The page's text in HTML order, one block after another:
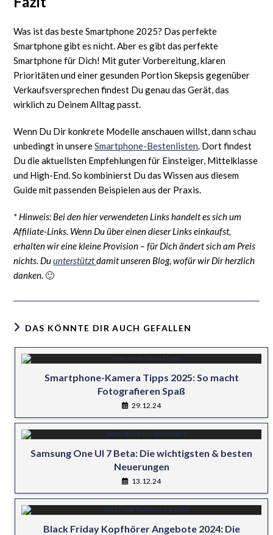
Was ist das beste Smartphone 2025? Das perfekte
Smartphone gibt es nicht. Aber es gibt das perfekte
Smartphone für Dich! Mit guter Vorbereitung, klaren
Prioritäten und einer gesunden Portion Skepsis gegenüber
Verkaufsversprechen findest Du genau das Gerät, das
wirklich zu Deinem Alltag passt.
Wenn Du Dir konkrete Modelle anschauen willst, dann schau
unbedingt in unsereSmartphone-Bestenlisten. Dort findest
Du die aktuellsten Empfehlungen für Einsteiger, Mittelklasse
und High-End. So kombinierst Du das Wissen aus diesem
Guide mit passenden Beispielen aus der Praxis.
* Hinweis: Bei den hier verwendeten Links handelt es sich um
Affiliate-Links. Wenn Du über einen dieser Links einkaufst,
erhalten wir eine kleine Provision – für Dich ändert sich am Preis
nichts. Duunterstütztdamit unseren Blog, wofür wir Dir herzlich
danken. 🙂
DAS KÖNNTE DIR AUCH GEFALLEN
Smartphone-Kamera Tipps 2025: So macht
Fotografieren Spaß
29.12.24
Samsung One UI 7 Beta: Die wichtigsten & besten
Neuerungen
13.12.24
Black Friday Kopfhörer Angebote 2024: Die